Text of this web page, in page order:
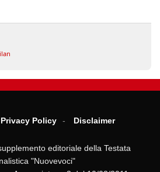
Privacy Policy Disclaimer
editoriale della Testata
"Nuovevoci"